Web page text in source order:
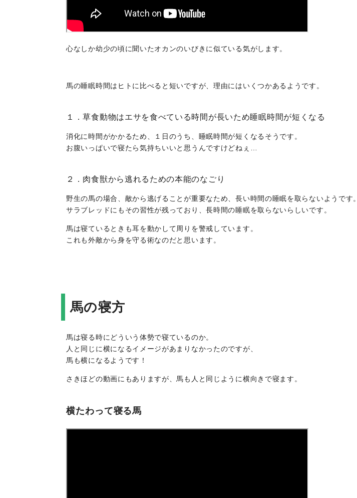
心なしか幼少の頃に聞いたオカンのいびきに似ている気がします。
馬の睡眠時間はヒトに比べると短いですが、理由にはいくつかあるようです。
１．草食動物はエサを食べている時間が長いため睡眠時間が短くなる
消化に時間がかかるため、１日のうち、睡眠時間が短くなるそうです。
お腹いっぱいで寝たら気持ちいいと思うんですけどねぇ…
２．肉食獣から逃れるための本能のなごり
野生の馬の場合、敵から逃げることが重要なため、長い時間の睡眠を取らないようです。
サラブレッドにもその習性が残っており、長時間の睡眠を取らないらしいです。
馬は寝ているときも耳を動かして周りを警戒しています。
これも外敵から身を守る術なのだと思います。
馬の寝方
馬は寝る時にどういう体勢で寝ているのか。
人と同じに横になるイメージがあまりなかったのですが、
馬も横になるようです！
さきほどの動画にもありますが、馬も人と同じように横向きで寝ます。
横たわって寝る馬